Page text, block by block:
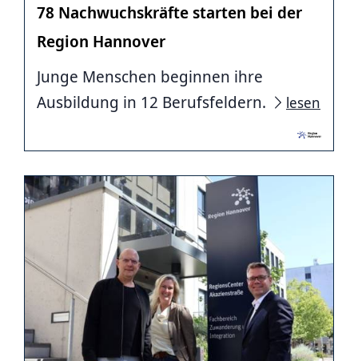
78 Nachwuchskräfte starten bei der
Region Hannover
Junge Menschen beginnen ihre
Ausbildung in 12 Berufsfeldern.
lesen